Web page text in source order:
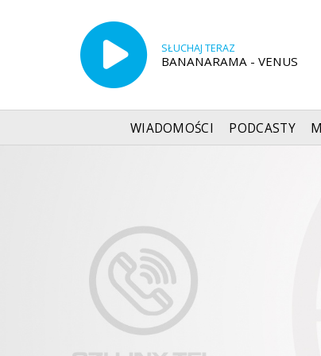
SŁUCHAJ TERAZ
BANANARAMA - VENUS
WIADOMOŚCI PODCASTY